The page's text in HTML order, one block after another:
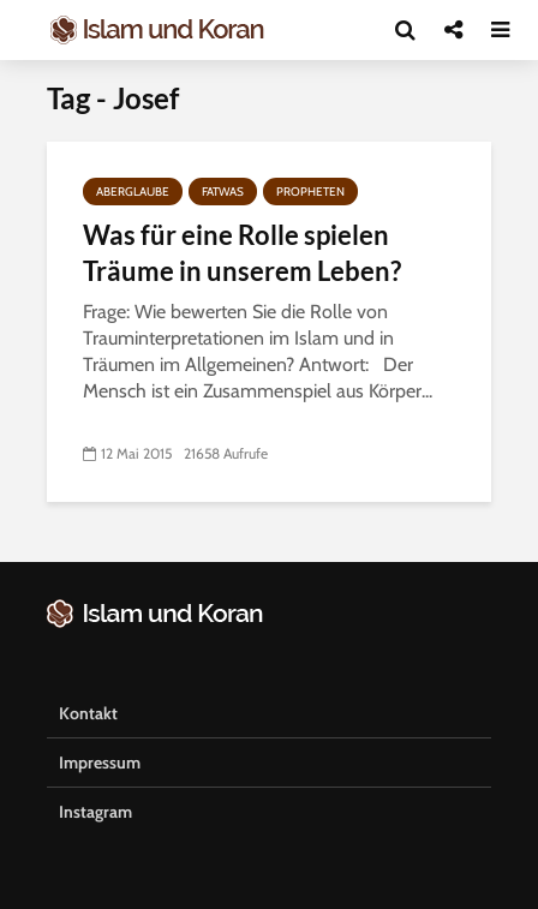
Tag - Josef
ABERGLAUBE FATWAS PROPHETEN
Was für eine Rolle spielen
Träume in unserem Leben?
Frage: Wie bewerten Sie die Rolle von
Trauminterpretationen im Islam und in
Träumen im Allgemeinen? Antwort: Der
Mensch ist ein Zusammenspiel aus Körper...
12 Mai 2015 21658 Aufrufe
Kontakt
Impressum
Instagram